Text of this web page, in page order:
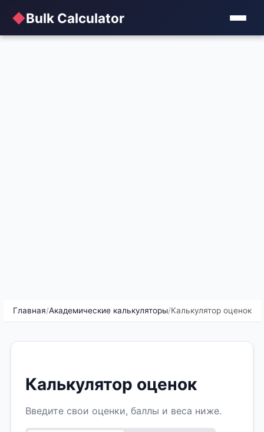
◆Bulk Calculator
Главная/Академические калькуляторы/Калькулятор оценок
Калькулятор оценок
Введите свои оценки, баллы и веса ниже.